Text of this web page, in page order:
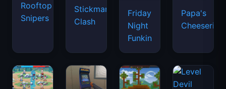
Rooftop
Snipers
Stickman
Clash
Friday
Night
Funkin
Papa's
Cheeseria